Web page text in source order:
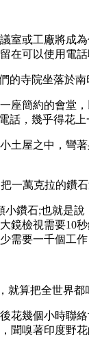
或工廠將成為
在可以使用電
寺院坐落於南
簡約的會堂，
話，幾乎得花上
屋之中，彎著
萬克拉的鑽
石;也就是說
鏡檢視需要10
需要一千個工
算把全世界都
幾個小時聯絡
聞嗅著印度野